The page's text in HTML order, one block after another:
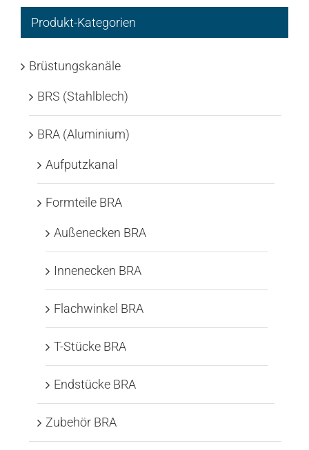
Produkt-Kategorien
Brüstungskanäle
BRS (Stahlblech)
BRA (Aluminium)
Aufputzkanal
Formteile BRA
Außenecken BRA
Innenecken BRA
Flachwinkel BRA
T-Stücke BRA
Endstücke BRA
Zubehör BRA